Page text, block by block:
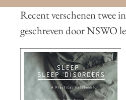
Recent verschenen twee
geschreven door NSWO